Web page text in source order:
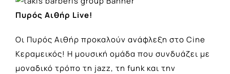
Πυρός Αιθήρ Live!
Οι Πυρός Αιθήρ προκαλούν ανάφλεξη στο Cine
Κεραμεικός! Η μουσική ομάδα που συνδυάζει με
μοναδικό τρόπο τη jazz, τη funk και την